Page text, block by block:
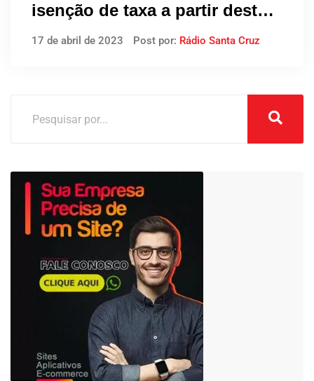
isenção de taxa a partir desta
segunda
17 de abril de 2023 Post por: Rádio Santa Cruz